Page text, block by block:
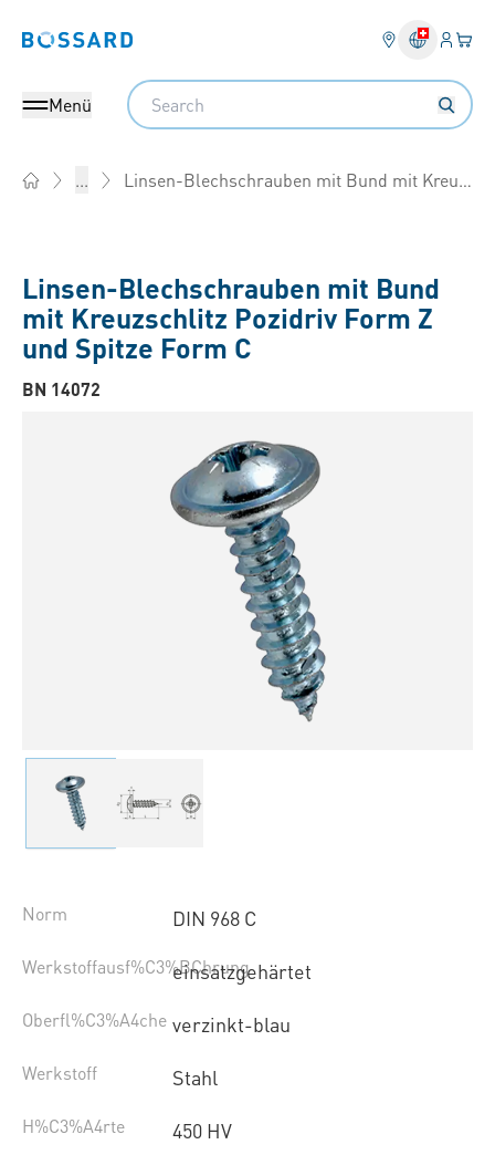
Bossard homepage Ihr
Menü
Search
... Linsen-Blechschrauben mit Bund mit Kreuzschlitz Pozidriv Form Z und Spitze Form C
Linsen-Blechschrauben mit Bund
mit Kreuzschlitz Pozidriv Form Z
und Spitze Form C
BN 14072
Norm DIN 968 C
Werkstoffausf%C3%BChrung
einsatzgehärtet
Oberfl%C3%A4che verzinkt-blau
Werkstoff Stahl
H%C3%A4rte 450 HV